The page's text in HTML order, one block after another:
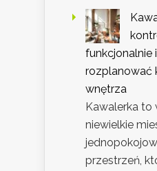
funkcjonalnie
rozplanować
wnętrza
Kawalerka to
niewielkie
przestrzeń,